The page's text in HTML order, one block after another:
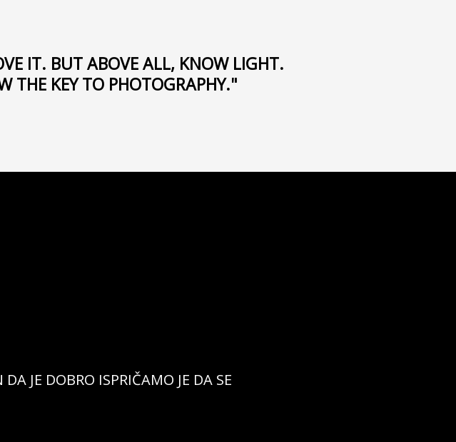
IT. BUT ABOVE ALL, KNOW LIGHT.
THE KEY TO PHOTOGRAPHY."
JE DOBRO ISPRIČAMO JE DA SE